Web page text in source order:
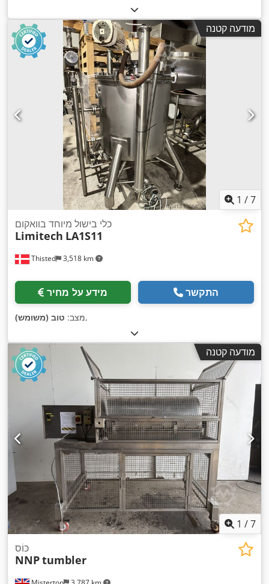
מודעה קטנה
1 /7
Thisted 3,518 km
כלי בישול מיוחד בוואקום
Limitech LA1S11
מידע על מחיר התקשר
מצב: טוב (משומש) ,
מודעה קטנה
1 /7
כּוֹס
NNPtumbler